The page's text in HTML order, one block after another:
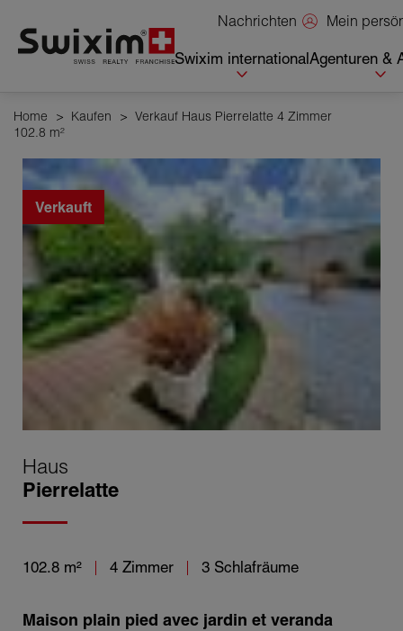
Nachrichten Mein
Swixim internationalAgenturen &
Home > Kaufen > Verkauf Haus Pierrelatte 4 Zimmer
102.8 m²
Verkauft
Haus
Pierrelatte
102.8 m² 4 Zimmer 3 Schlafräume
Maison plain pied avec jardin et veranda